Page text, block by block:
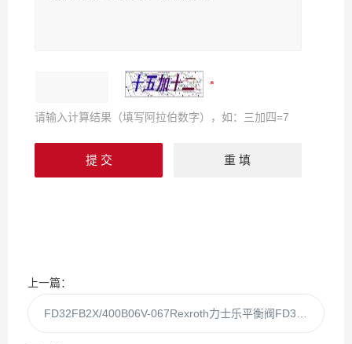
请输入计算结果（填写阿拉伯数字），如：三加四=7
上一篇：